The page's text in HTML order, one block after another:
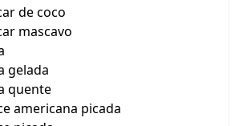
de coco
mascavo
gelada
quente
americana picada